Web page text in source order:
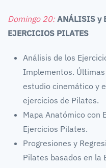
Domingo 20:ANÁLISIS y
EJERCICIOS PILATES
Análisis de los
Implementos.
estudio cinemático y
ejercicios de Pilates.
Mapa Anatómico con
Ejercicios Pilates.
Progresiones y
Pilates basados en la